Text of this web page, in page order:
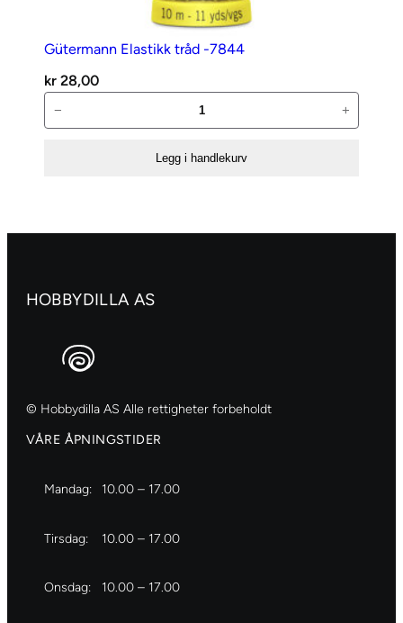
Gütermann Elastikk tråd -7844
kr 28,00
Elastikk
− +
Legg i handlekurv
HOBBYDILLA AS
© Hobbydilla AS Alle rettigheter forbeholdt
VÅRE ÅPNINGSTIDER
Mandag: 10.00 – 17.00
Tirsdag: 10.00 – 17.00
Onsdag: 10.00 – 17.00